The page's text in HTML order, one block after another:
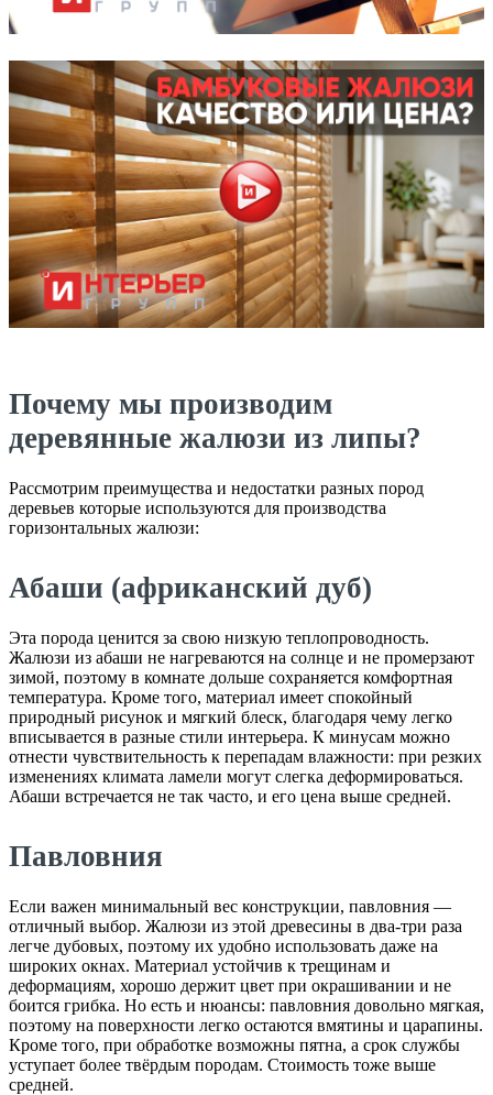
Почему мы производим
деревянные жалюзи из липы?
Рассмотрим преимущества и недостатки разных пород
деревьев которые используются для производства
горизонтальных жалюзи:
Абаши (африканский дуб)
Эта порода ценится за свою низкую теплопроводность.
Жалюзи из абаши не нагреваются на солнце и не промерзают
зимой, поэтому в комнате дольше сохраняется комфортная
температура. Кроме того, материал имеет спокойный
природный рисунок и мягкий блеск, благодаря чему легко
вписывается в разные стили интерьера. К минусам можно
отнести чувствительность к перепадам влажности: при резких
изменениях климата ламели могут слегка деформироваться.
Абаши встречается не так часто, и его цена выше средней.
Павловния
Если важен минимальный вес конструкции, павловния —
отличный выбор. Жалюзи из этой древесины в два-три раза
легче дубовых, поэтому их удобно использовать даже на
широких окнах. Материал устойчив к трещинам и
деформациям, хорошо держит цвет при окрашивании и не
боится грибка. Но есть и нюансы: павловния довольно мягкая,
поэтому на поверхности легко остаются вмятины и царапины.
Кроме того, при обработке возможны пятна, а срок службы
уступает более твёрдым породам. Стоимость тоже выше
средней.